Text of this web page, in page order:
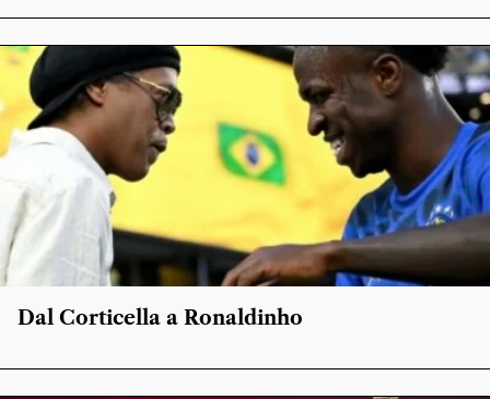
Dal Corticella a Ronaldinho